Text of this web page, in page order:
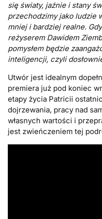
się światy, jaźnie i stany
przechodzimy jako ludzie
mniej i bardziej realne.
reżyserem Dawidem
pomysłem będzie
inteligencji, czyli
Utwór jest idealnym
premiera już pod koniec
etapy życia Patricii
dojrzewania, pracy nad
własnych wartości i
jest zwieńczeniem tej